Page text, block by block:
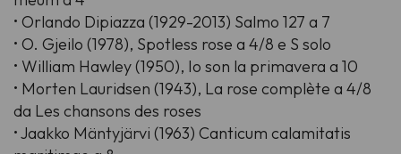
• Orlando Dipiazza (1929-2013) Salmo 127 a 7
• O. Gjeilo (1978), Spotless rose a 4/8 e S solo
• William Hawley (1950), Io son la primavera a 10
• Morten Lauridsen (1943), La rose complète a 4/8
da Les chansons des roses
• Jaakko Mäntyjärvi (1963) Canticum calamitatis